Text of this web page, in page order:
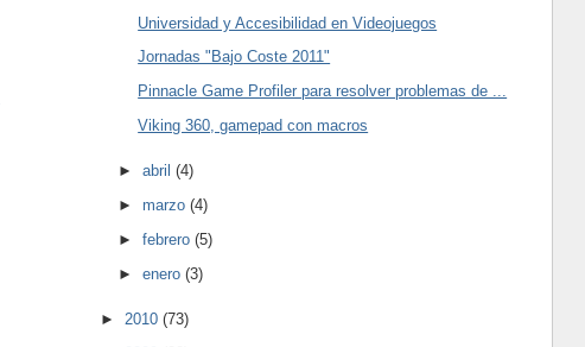
Universidad y Accesibilidad en Videojuegos
Jornadas "Bajo Coste 2011"
Pinnacle Game Profiler para resolver problemas de ...
Viking 360, gamepad con macros
►abril(4)
►marzo(4)
►febrero(5)
►enero(3)
► 2010 (73)